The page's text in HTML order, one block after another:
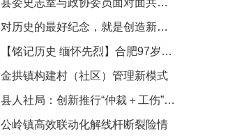
县委史志室与政协委员面对面共商村志编修 助力乡村文化振兴
对历史的最好纪念，就是创造新的历史
【铭记历史 缅怀先烈】合肥97岁抗战老兵张翻身：穿越枪林弹雨，多次荣立特等功
金拱镇构建村（社区）管理新模式
县人社局：创新推行“仲裁＋工伤”模式 高效化解纠纷促和谐
公岭镇高效联动化解线杆断裂险情